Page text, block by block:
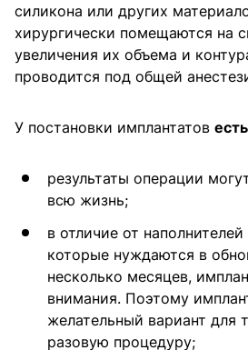
силикона или других
хирургически помещаются на
увеличения их объема и
проводится под общей
У постановки имплантатов
результаты операции
всю жизнь;
в отличие от
которые нуждаются в
несколько месяцев,
внимания. Поэтому
желательный вариант для
разовую процедуру;